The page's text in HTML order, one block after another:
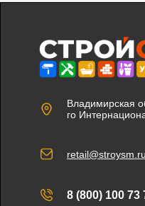
Владимирская
го
retail@stroysm.ru
8 (800) 100 73